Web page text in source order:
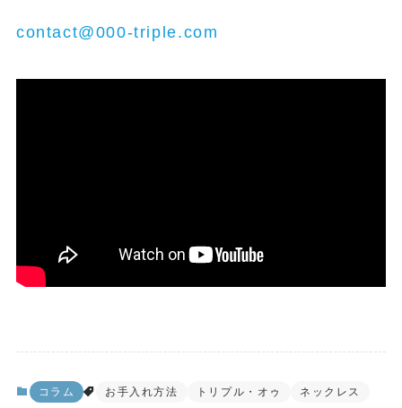
contact@000-triple.com
コラム お手入れ方法 トリプル・オゥ ネックレス